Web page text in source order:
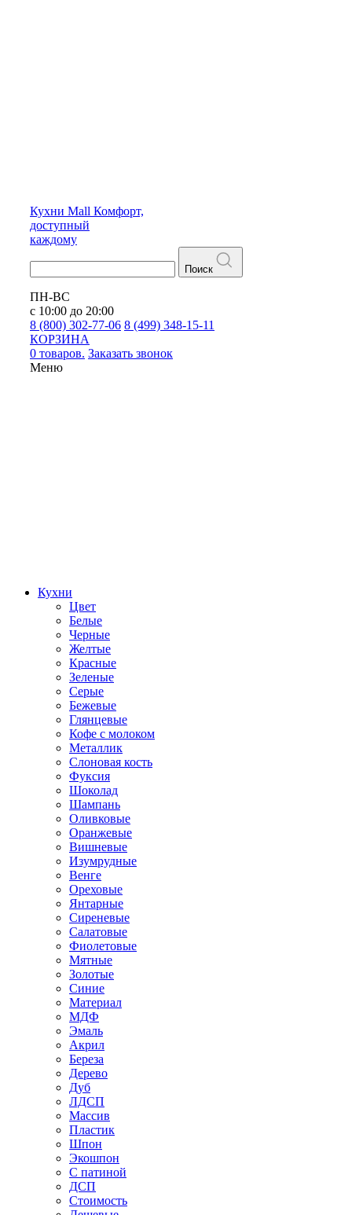
Кухни Mall Комфорт,
доступный
каждому
Поиск
ПН-ВС
с 10:00 до 20:00
8 (800) 302-77-06 8 (499) 348-15-11
КОРЗИНА
0 товаров. Заказать звонок
Меню
Кухни
Цвет
Белые
Черные
Желтые
Красные
Зеленые
Серые
Бежевые
Глянцевые
Кофе с молоком
Металлик
Слоновая кость
Фуксия
Шоколад
Шампань
Оливковые
Оранжевые
Вишневые
Изумрудные
Венге
Ореховые
Янтарные
Сиреневые
Салатовые
Фиолетовые
Мятные
Золотые
Синие
Материал
МДФ
Эмаль
Акрил
Береза
Дерево
Дуб
ЛДСП
Массив
Пластик
Шпон
Экошпон
С патиной
ДСП
Стоимость